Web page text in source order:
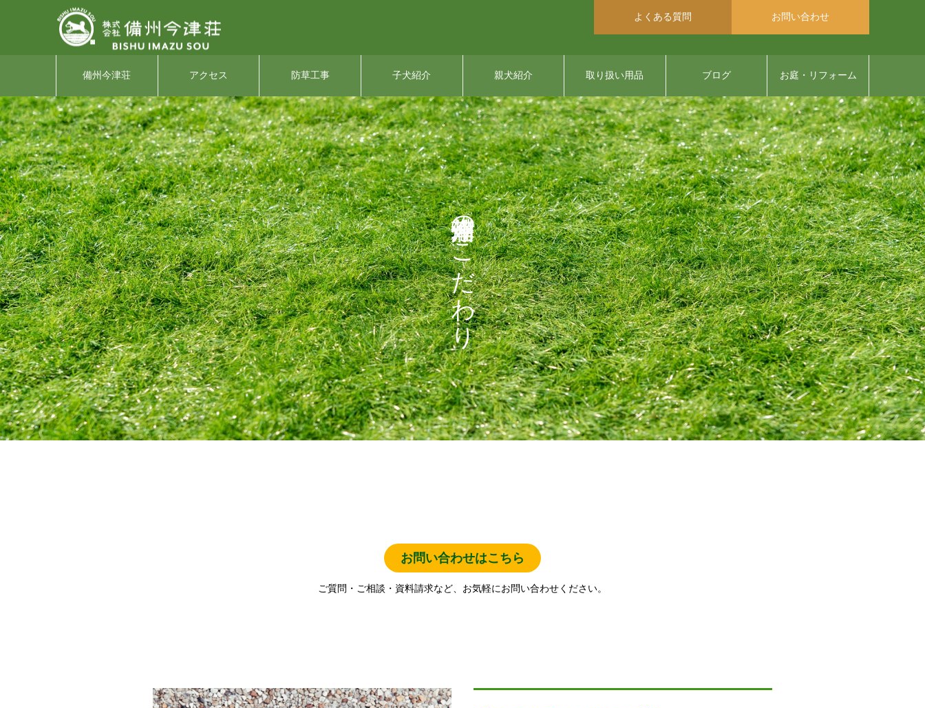
よくある質問 お問い合わせ
備州今津荘 アクセス 防草工事 子犬紹介 親犬紹介 取り扱い用品 ブログ お庭・リフォーム
備州今津荘のこだわり
お問い合わせはこちら
ご質問・ご相談・資料請求など、お気軽にお問い合わせください。